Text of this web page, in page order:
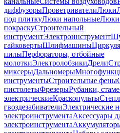
диффузорыПроветривателиЛюки
под плиткуЛюки напольныеЛюки
покраскуСтроительный
инструментЭлектроинструмент
гайковертыШлифмашины
пилыПерфораторы, отбойные
молоткиЭлектролобзикиДрели
миксерыДальномеры
инструментыСтроительные фены
пистолетыФрезерыРубанки,
электрическиеКраскопульты
гвоздезабивателиЭлектрические
электроинструментаАксессуары
электроинструмента